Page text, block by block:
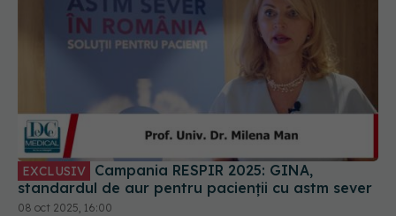
EXCLUSIV
standardul de aur pentru pacienții cu astm sever
08 oct 2025, 16:00